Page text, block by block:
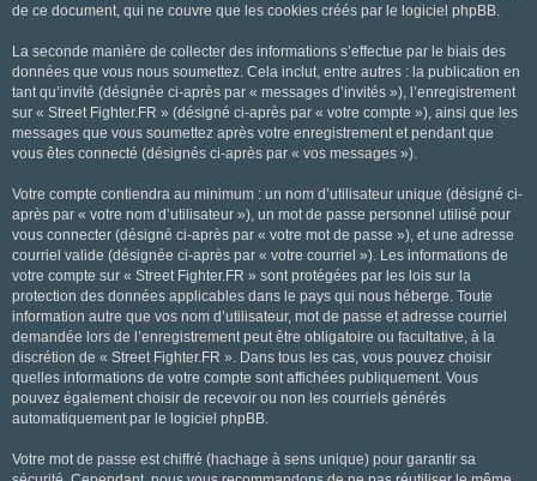
de ce document, qui ne couvre que les cookies créés par le logiciel phpBB.
La seconde manière de collecter des informations s’effectue par le biais des
données que vous nous soumettez. Cela inclut, entre autres : la publication en
tant qu’invité (désignée ci-après par « messages d’invités »), l’enregistrement
sur « Street Fighter.FR » (désigné ci-après par « votre compte »), ainsi que les
messages que vous soumettez après votre enregistrement et pendant que
vous êtes connecté (désignés ci-après par « vos messages »).
Votre compte contiendra au minimum : un nom d’utilisateur unique (désigné ci-
après par « votre nom d’utilisateur »), un mot de passe personnel utilisé pour
vous connecter (désigné ci-après par « votre mot de passe »), et une adresse
courriel valide (désignée ci-après par « votre courriel »). Les informations de
votre compte sur « Street Fighter.FR » sont protégées par les lois sur la
protection des données applicables dans le pays qui nous héberge. Toute
information autre que vos nom d’utilisateur, mot de passe et adresse courriel
demandée lors de l’enregistrement peut être obligatoire ou facultative, à la
discrétion de « Street Fighter.FR ». Dans tous les cas, vous pouvez choisir
quelles informations de votre compte sont affichées publiquement. Vous
pouvez également choisir de recevoir ou non les courriels générés
automatiquement par le logiciel phpBB.
Votre mot de passe est chiffré (hachage à sens unique) pour garantir sa